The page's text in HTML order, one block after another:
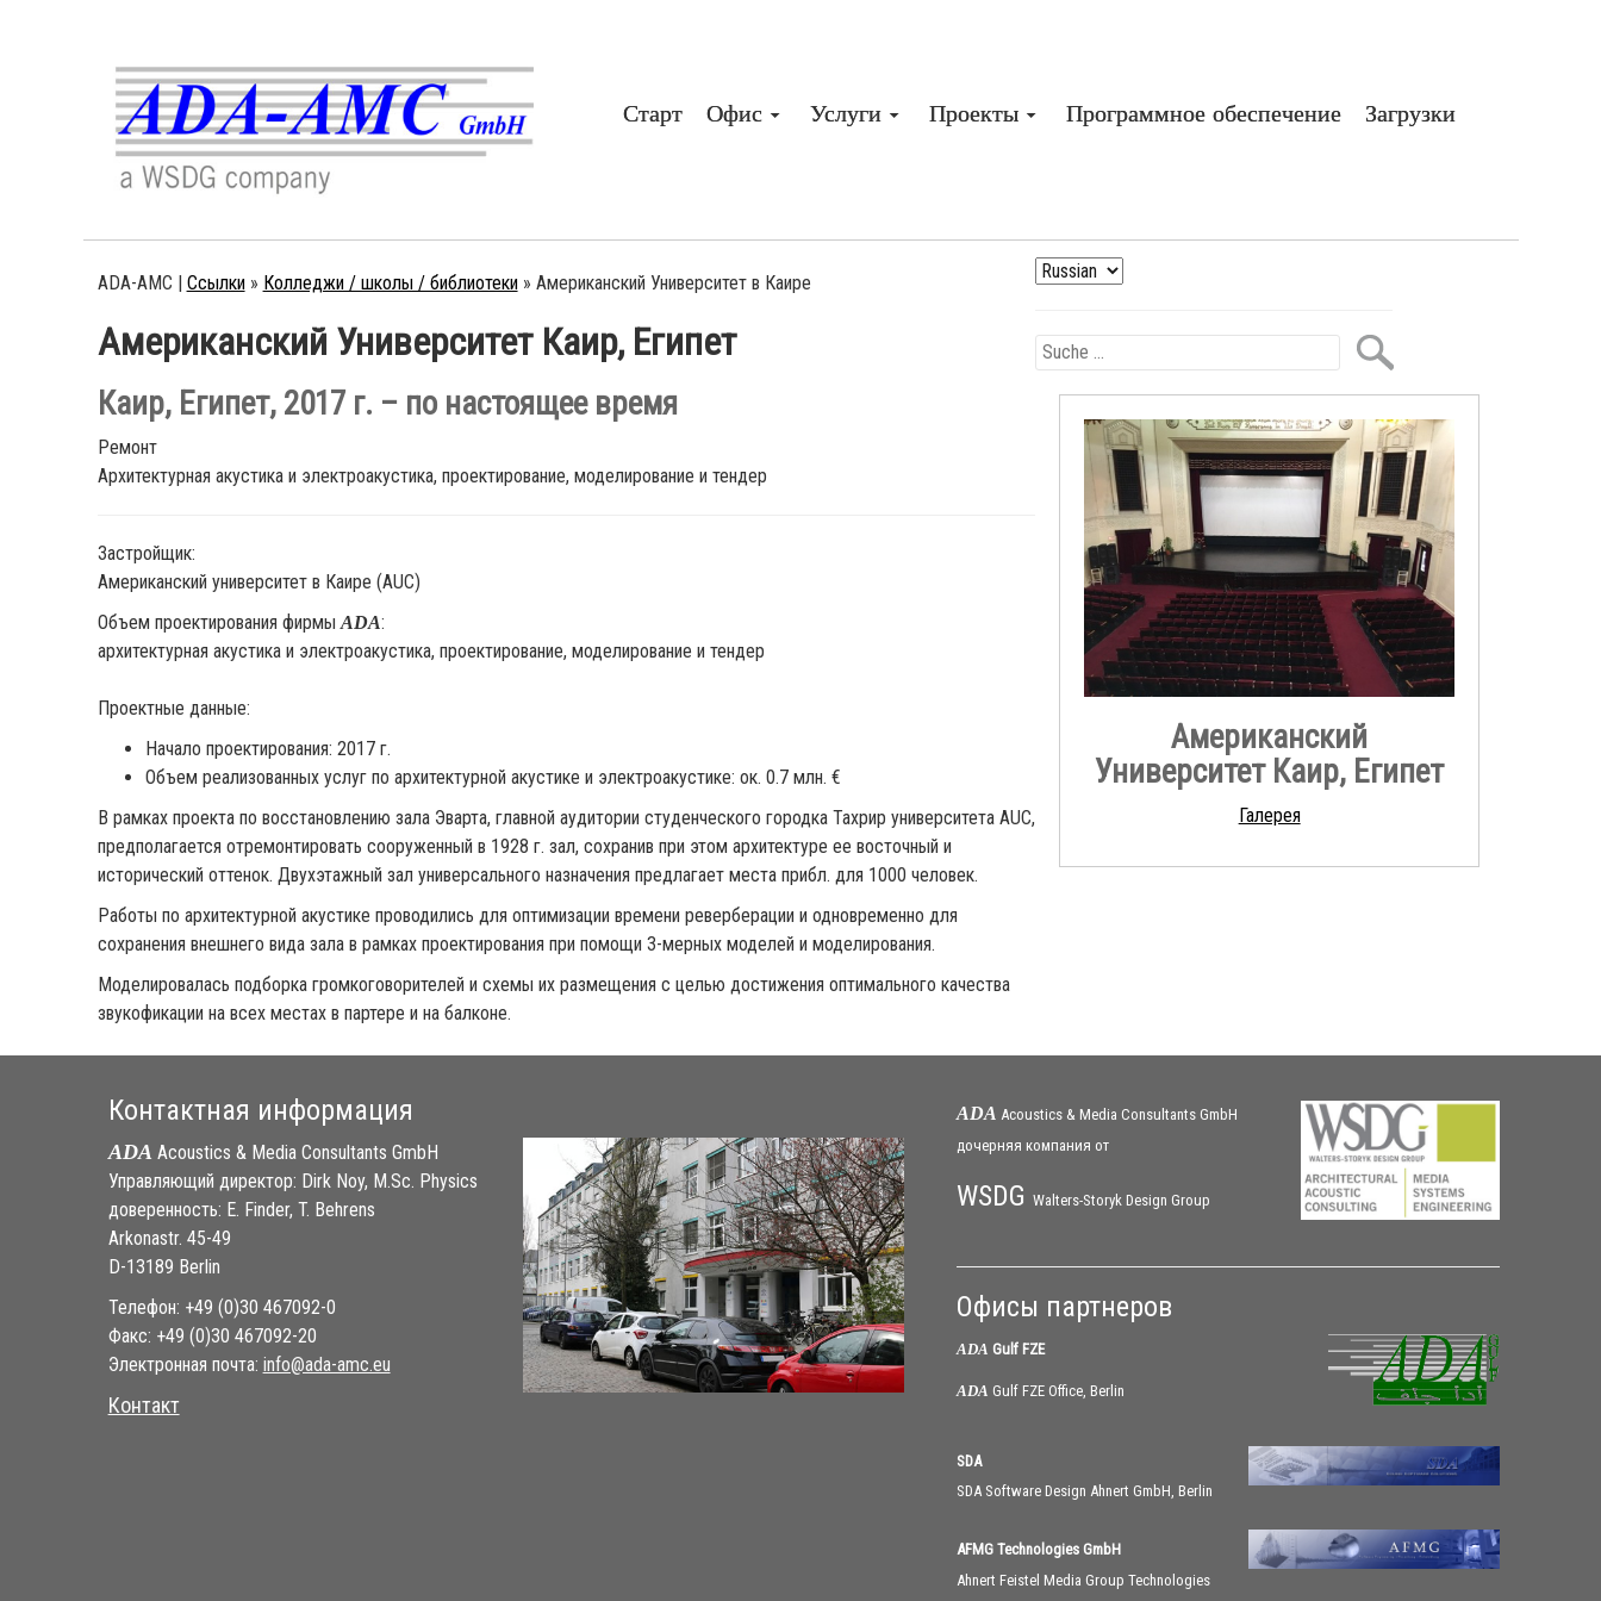
Старт Офис Услуги Проекты Программное обеспечение Загрузки
ADA-AMC | Ссылки » Колледжи / школы / библиотеки » Американский Университет в Каире
Американский Университет Каир, Египет
Каир, Египет, 2017 г. – по настоящее время
Ремонт
Архитектурная акустика и электроакустика, проектирование, моделирование и тендер
Застройщик:
Американский университет в Каире (AUC)
Объем проектирования фирмы ADA:
архитектурная акустика и электроакустика, проектирование, моделирование и тендер
Проектные данные:
Начало проектирования: 2017 г.
Объем реализованных услуг по архитектурной акустике и электроакустике: ок. 0.7 млн. €
В рамках проекта по восстановлению зала Эварта, главной аудитории студенческого городка Тахрир университета AUC,
предполагается отремонтировать сооруженный в 1928 г. зал, сохранив при этом архитектуре ее восточный и
исторический оттенок. Двухэтажный зал универсального назначения предлагает места прибл. для 1000 человек.
Работы по архитектурной акустике проводились для оптимизации времени реверберации и одновременно для
сохранения внешнего вида зала в рамках проектирования при помощи 3-мерных моделей и моделирования.
Моделировалась подборка громкоговорителей и схемы их размещения с целью достижения оптимального качества
звукофикации на всех местах в партере и на балконе.
Американский
Университет Каир, Египет
Галерея
Контактная информация
ADA Acoustics & Media Consultants GmbH
Управляющий директор: Dirk Noy, M.Sc. Physics
доверенность: E. Finder, T. Behrens
Arkonastr. 45-49
D-13189 Berlin
Телефон: +49 (0)30 467092-0
Факс: +49 (0)30 467092-20
Электронная почта: ue.cma-ada@ofni
Контакт
ADA Acoustics & Media Consultants GmbH
дочерняя компания от
WSDG Walters-Storyk Design Group
Офисы партнеров
ADA Gulf FZE
ADA Gulf FZE Office, Berlin
SDA
SDA Software Design Ahnert GmbH, Berlin
AFMG Technologies GmbH
Ahnert Feistel Media Group Technologies